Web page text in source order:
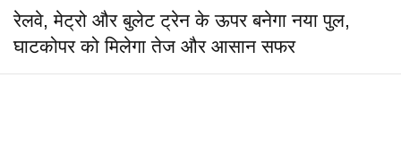
रेलवे, मेट्रो और बुलेट ट्रेन के ऊपर बनेगा नया पुल,
घाटकोपर को मिलेगा तेज और आसान सफर